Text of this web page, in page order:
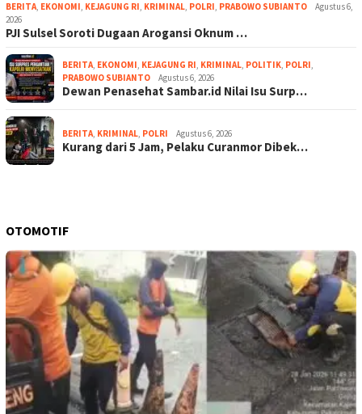
BERITA, EKONOMI, KEJAGUNG RI, KRIMINAL, POLRI, PRABOWO SUBIANTO
Agustus 6,
2026
PJI Sulsel Soroti Dugaan Arogansi Oknum …
BERITA, EKONOMI, KEJAGUNG RI, KRIMINAL, POLITIK, POLRI,
PRABOWO SUBIANTO
Agustus 6, 2026
Dewan Penasehat Sambar.id Nilai Isu Surp…
BERITA, KRIMINAL, POLRI Agustus 6, 2026
Kurang dari 5 Jam, Pelaku Curanmor Dibek…
OTOMOTIF